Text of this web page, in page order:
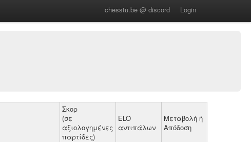
chesstu.be @ discord Login
Σκορ
(σε
αξιολογημένες
παρτίδες)
ELO
αντιπάλων
Μεταβολή ή
Απόδοση